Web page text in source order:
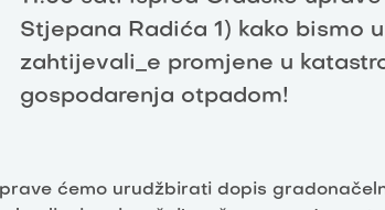
Stjepana Radića 1) kako bismo
zahtijevali_e promjene u
gospodarenja otpadom!
ćemo urudžbirati dopis